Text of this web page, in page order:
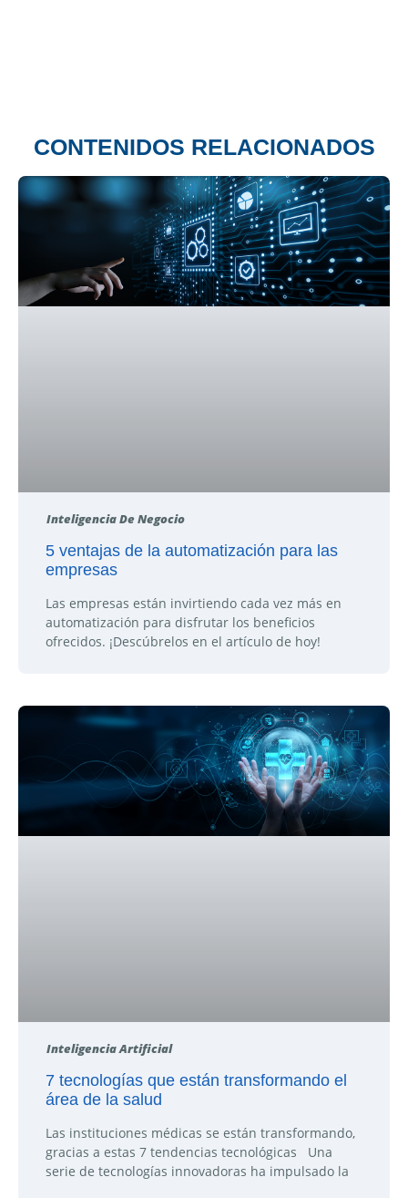
CONTENIDOS RELACIONADOS
Inteligencia De Negocio
5 ventajas de la automatización para las
empresas
Las empresas están invirtiendo cada vez más en
automatización para disfrutar los beneficios
ofrecidos. ¡Descúbrelos en el artículo de hoy!
Inteligencia Artificial
7 tecnologías que están transformando el
área de la salud
Las instituciones médicas se están transformando,
gracias a estas 7 tendencias tecnológicas Una
serie de tecnologías innovadoras ha impulsado la